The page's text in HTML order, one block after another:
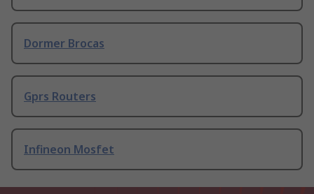
Dormer Brocas
Gprs Routers
Infineon Mosfet